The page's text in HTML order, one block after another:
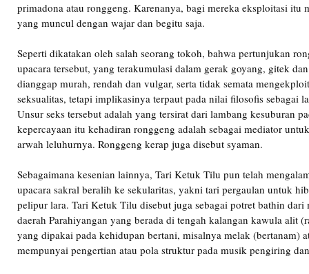
primadona atau ronggeng. Karenanya, bagi mereka eksploitasi itu
yang muncul dengan wajar dan begitu saja.
Seperti dikatakan oleh salah seorang tokoh, bahwa pertunjukan
upacara tersebut, yang terakumulasi dalam gerak goyang, gitek
dianggap murah, rendah dan vulgar, serta tidak semata
seksualitas, tetapi implikasinya terpaut pada nilai filosofis sebagai
Unsur seks tersebut adalah yang tersirat dari lambang kesuburan
kepercayaan itu kehadiran ronggeng adalah sebagai mediator
arwah leluhurnya. Ronggeng kerap juga disebut syaman.
Sebagaimana kesenian lainnya, Tari Ketuk Tilu pun telah
upacara sakral beralih ke sekularitas, yakni tari pergaulan untuk
pelipur lara. Tari Ketuk Tilu disebut juga sebagai potret bathin dari
daerah Parahiyangan yang berada di tengah kalangan kawula alit
yang dipakai pada kehidupan bertani, misalnya melak (bertanam)
mempunyai pengertian atau pola struktur pada musik pengiring